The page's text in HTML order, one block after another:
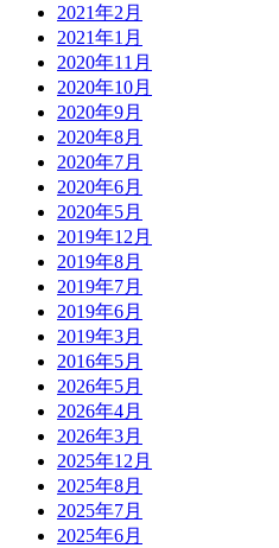
2021年2月
2021年1月
2020年11月
2020年10月
2020年9月
2020年8月
2020年7月
2020年6月
2020年5月
2019年12月
2019年8月
2019年7月
2019年6月
2019年3月
2016年5月
2026年5月
2026年4月
2026年3月
2025年12月
2025年8月
2025年7月
2025年6月